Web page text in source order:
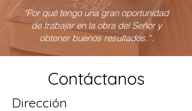
"Por qué tengo una gran oportunidad
de trabajar en la obra del Señor y
obtener buenos resultados.“.
Contáctanos
Dirección